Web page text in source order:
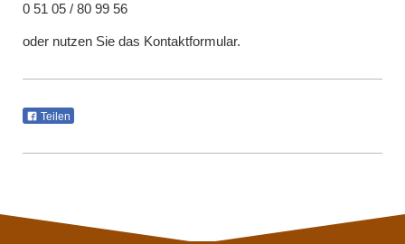
0 51 05 / 80 99 56
oder nutzen Sie das Kontaktformular.
Teilen